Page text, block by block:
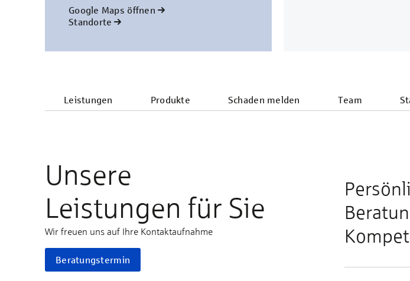
Google Maps öffnen
Standorte
Leistungen Produkte Schaden melden Team
Unsere
Leistungen für Sie
Wir freuen uns auf Ihre Kontaktaufnahme
Beratungstermin